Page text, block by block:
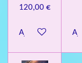
120,00 €
Ajouter au panier